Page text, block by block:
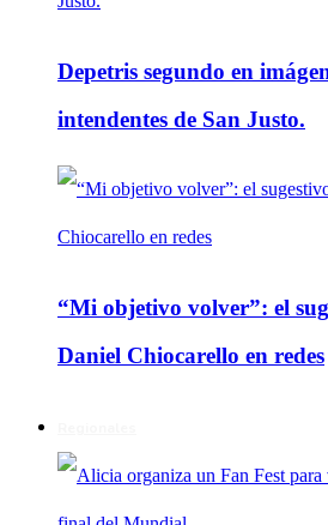
Depetris segundo en
intendentes de San Justo.
“Mi objetivo volver”: el
Daniel Chiocarello en redes